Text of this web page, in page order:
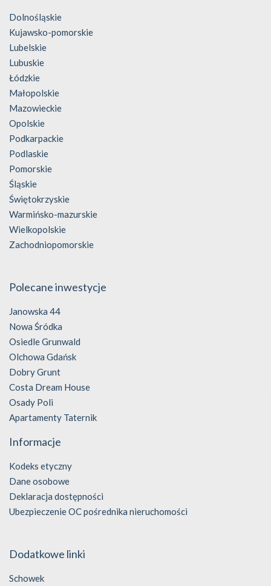
Dolnośląskie
Kujawsko-pomorskie
Lubelskie
Lubuskie
Łódzkie
Małopolskie
Mazowieckie
Opolskie
Podkarpackie
Podlaskie
Pomorskie
Śląskie
Świętokrzyskie
Warmińsko-mazurskie
Wielkopolskie
Zachodniopomorskie
Polecane inwestycje
Janowska 44
Nowa Śródka
Osiedle Grunwald
Olchowa Gdańsk
Dobry Grunt
Costa Dream House
Osady Poli
Apartamenty Taternik
Informacje
Kodeks etyczny
Dane osobowe
Deklaracja dostępności
Ubezpieczenie OC pośrednika nieruchomości
Dodatkowe linki
Schowek